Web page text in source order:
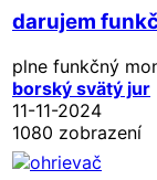
darujem
plne funkčný
borský svätý jur
11-11-2024
1080 zobrazení